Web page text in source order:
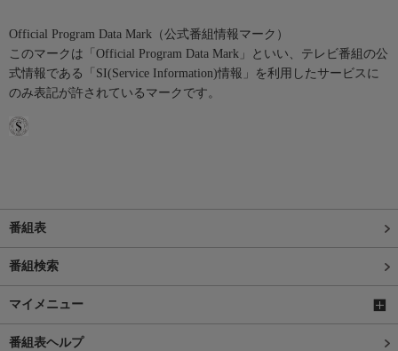
Official Program Data Mark（公式番組情報マーク）
このマークは「Official Program Data Mark」といい、テレビ番組の公
式情報である「SI(Service Information)情報」を利用したサービスに
のみ表記が許されているマークです。
番組表
番組検索
マイメニュー
番組表ヘルプ